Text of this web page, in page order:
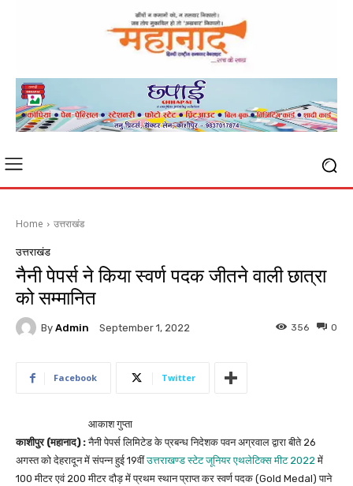
Home उत्तराखंड
उत्तराखंड
नैनी पेपर्स ने किया स्वर्ण पदक जीतने वाली छात्रा
को सम्मानित
By Admin September 1, 2022 0
356
Facebook Twitter
आकाश गुप्ता
काशीपुर (महानाद) :नैनी पेपर्स लिमिटेड के प्रबन्ध निदेशक पवन अग्रवाल द्वारा बीते 26
अगस्त को देहरादून में संपन्न हुई 19वींउत्तराखण्ड स्टेट जूनियर एथलेटिक्स मीट 2022में
100 मीटर एवं 200 मीटर दौड़ में प्रथम स्थान प्राप्त कर स्वर्ण पदक (Gold Medal) पाने